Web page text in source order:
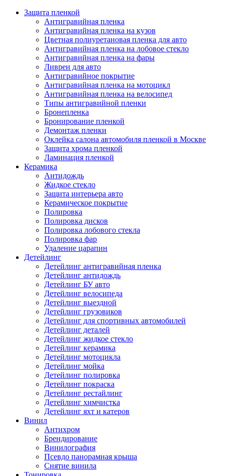
Защита пленкой
Антигравийная пленка
Антигравийная пленка на кузов
Цветная полиуретановая пленка для авто
Антигравийная пленка на лобовое стекло
Антигравийная пленка на фары
Ливреи для авто
Антигравийное покрытие
Антигравийная пленка на мотоцикл
Антигравийная пленка на велосипед
Типы антигравийной пленки
Бронепленка
Бронирование пленкой
Демонтаж пленки
Оклейка салона автомобиля пленкой в Москве
Защита хрома пленкой
Ламинация пленкой
Керамика
Антидождь
Жидкое стекло
Защита интерьера авто
Керамическое покрытие
Полировка
Полировка дисков
Полировка лобового стекла
Полировка фар
Удаление царапин
Детейлинг
Детейлинг антигравийная пленка
Детейлинг антидождь
Детейлинг БУ авто
Детейлинг велосипеда
Детейлинг выездной
Детейлинг грузовиков
Детейлинг для спортивных автомобилей
Детейлинг деталей
Детейлинг жидкое стекло
Детейлинг керамика
Детейлинг мотоцикла
Детейлинг мойка
Детейлинг полировка
Детейлинг покраска
Детейлинг рестайлинг
Детейлинг химчистка
Детейлинг яхт и катеров
Винил
Антихром
Брендирование
Винилография
Псевдо панорамная крыша
Снятие винила